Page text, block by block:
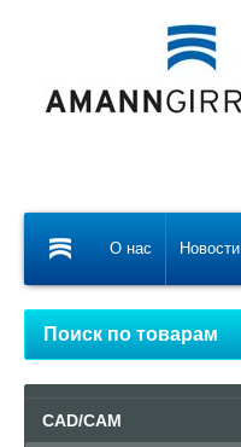
О нас Новости
Поиск по товарам
CAD/CAM